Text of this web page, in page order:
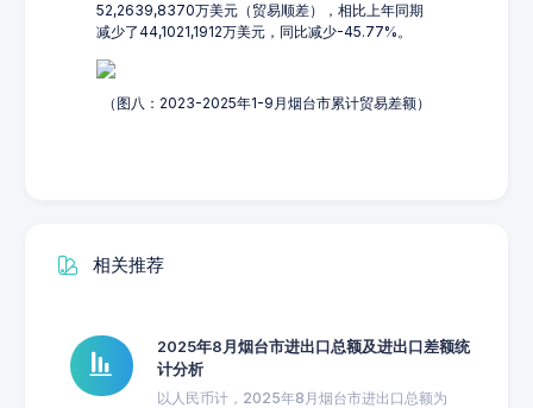
52,2639,8370万美元（贸易顺差），相比上年同期
减少了44,1021,1912万美元，同比减少-45.77%。
（图八：2023-2025年1-9月烟台市累计贸易差额）
相关推荐
2025年8月烟台市进出口总额及进出口差额统
计分析
以人民币计，2025年8月烟台市进出口总额为